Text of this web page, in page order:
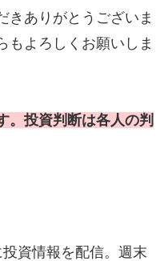
ありがとうございま
もよろしくお願いしま
。投資判断は各人の判
資情報を配信。週末